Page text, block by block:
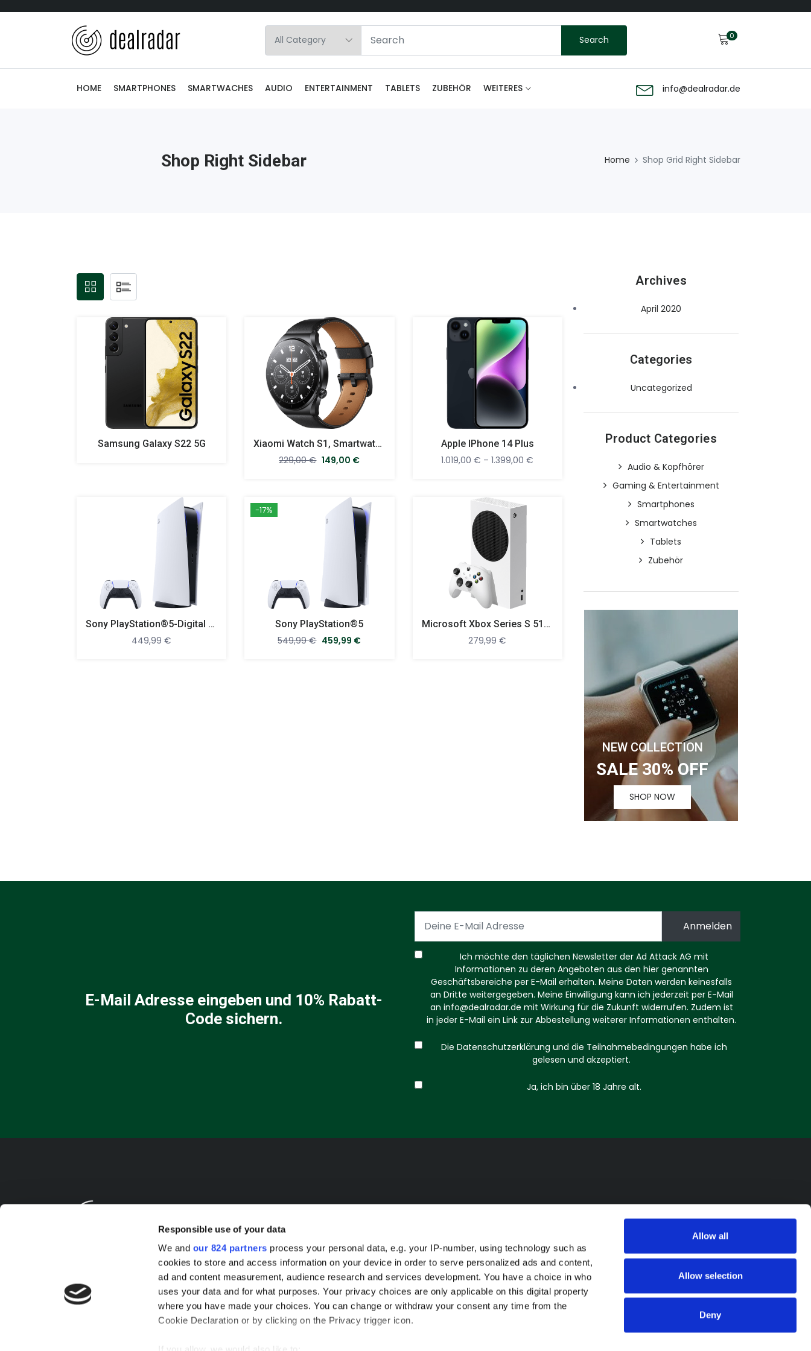
Responsible use of your data
We and our 824 partners process your personal data, e.g. your IP-number, using technology such as
cookies to store and access information on your device in order to serve personalized ads and content,
ad and content measurement, audience research and services development. You have a choice in who
uses your data and for what purposes. Your privacy choices are only applicable on this digital property
where you have made your choices. You can change or withdraw your consent any time from the
Cookie Declaration or by clicking on the Privacy trigger icon.
Allow all
Allow selection
Deny
Search 0
HOME SMARTPHONES SMARTWACHES AUDIO ENTERTAINMENT TABLETS ZUBEHÖR WEITERES info@dealradar.de
Shop Right Sidebar Home Shop Grid Right Sidebar
Samsung Galaxy S22 5G Xiaomi Watch S1, Smartwatch
229,00€ 149,00 €
Apple IPhone 14 Plus
1.019,00€ –1.399,00€
Sony PlayStation®5-Digital Edition
449,99€
-17%
Sony PlayStation®5
549,99€ 459,99 €
Microsoft Xbox Series S 512 GB
279,99€
Archives
April 2020
Categories
Uncategorized
Product Categories
Audio & Kopfhörer
Gaming & Entertainment
Smartphones
Smartwatches
Tablets
Zubehör
NEW COLLECTION
SALE 30% OFF
SHOP NOW
E-Mail Adresse eingeben und 10% Rabatt-
Code sichern.
Ich möchte den täglichen Newsletter der Ad Attack AG mit
Informationen zu deren Angeboten aus den hier genannten
Geschäftsbereiche per E-Mail erhalten. Meine Daten werden keinesfalls
an Dritte weitergegeben. Meine Einwilligung kann ich jederzeit per E-Mail
an info@dealradar.de mit Wirkung für die Zukunft widerrufen. Zudem ist
in jeder E-Mail ein Link zur Abbestellung weiterer Informationen enthalten.
Die Datenschutzerklärung und die Teilnahmebedingungen habe ich
gelesen und akzeptiert.
Ja, ich bin über 18 Jahre alt.
Ad Attack AG Zollstrasse 82
9494 Schan Fürstentum
info@dealradar.de